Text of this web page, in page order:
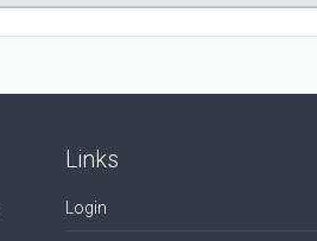
Links
Login